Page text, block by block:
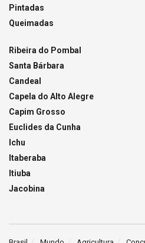
Pintadas
Queimadas
Ribeira do Pombal
Santa Bárbara
Candeal
Capela do Alto Alegre
Capim Grosso
Euclides da Cunha
Ichu
Itaberaba
Itiuba
Jacobina